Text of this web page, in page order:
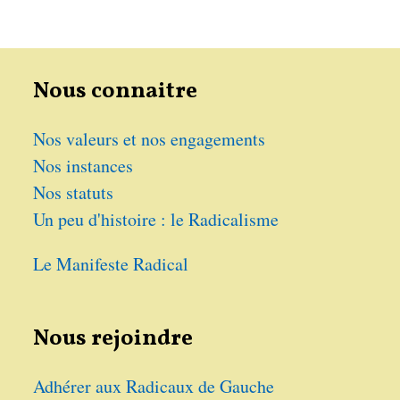
Nous connaitre
Nos valeurs et nos engagements
Nos instances
Nos statuts
Un peu d'histoire : le Radicalisme
Le Manifeste Radical
Nous rejoindre
Adhérer aux Radicaux de Gauche